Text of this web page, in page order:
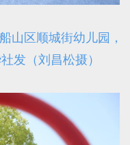
山区顺城街幼儿园，
发（刘昌松摄）